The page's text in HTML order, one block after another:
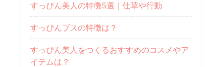
すっぴん美人の特徴5選｜仕草や行動
すっぴんブスの特徴は？
すっぴん美人をつくるおすすめのコスメやア
イテムは？